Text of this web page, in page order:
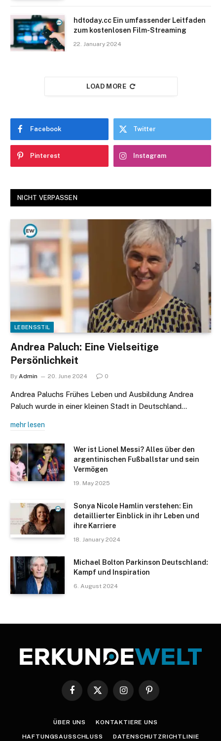
hdtoday.cc Ein umfassender Leitfaden
zum kostenlosen Film-Streaming
22. January 2024
LOAD MORE
Facebook Twitter
Pinterest Instagram
NICHT VERPASSEN
LEBENSSTIL
Andrea Paluch: Eine Vielseitige
Persönlichkeit
By Admin 20. June 2024 0
Andrea Paluchs Frühes Leben und Ausbildung Andrea
Paluch wurde in einer kleinen Stadt in Deutschland…
mehr lesen
Wer ist Lionel Messi? Alles über den
argentinischen Fußballstar und sein
Vermögen
19. May 2025
Sonya Nicole Hamlin verstehen: Ein
detaillierter Einblick in ihr Leben und
ihre Karriere
18. January 2024
Michael Bolton Parkinson Deutschland:
Kampf und Inspiration
6. August 2024
Facebook
X
InstagramPinterest
ÜBER UNS KONTAKTIERE UNS
HAFTUNGSAUSSCHLUSS DATENSCHUTZRICHTLINIE